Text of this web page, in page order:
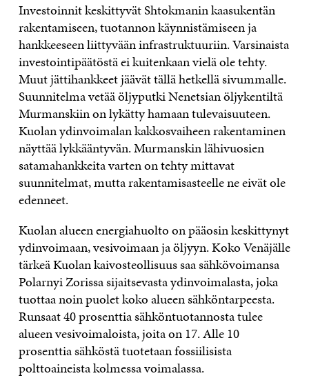
Investoinnit keskittyvät Shtokmanin kaasukentän
rakentamiseen, tuotannon käynnistämiseen ja
hankkeeseen liittyvään infrastruktuuriin. Varsinaista
investointipäätöstä ei kuitenkaan vielä ole tehty.
Muut jättihankkeet jäävät tällä hetkellä sivummalle.
Suunnitelma vetää öljyputki Nenetsian öljykentiltä
Murmanskiin on lykätty hamaan tulevaisuuteen.
Kuolan ydinvoimalan kakkosvaiheen rakentaminen
näyttää lykkääntyvän. Murmanskin lähivuosien
satamahankkeita varten on tehty mittavat
suunnitelmat, mutta rakentamisasteelle ne eivät ole
edenneet.
Kuolan alueen energiahuolto on pääosin keskittynyt
ydinvoimaan, vesivoimaan ja öljyyn. Koko Venäjälle
tärkeä Kuolan kaivosteollisuus saa sähkövoimansa
Polarnyi Zorissa sijaitsevasta ydinvoimalasta, joka
tuottaa noin puolet koko alueen sähköntarpeesta.
Runsaat 40 prosenttia sähköntuotannosta tulee
alueen vesivoimaloista, joita on 17. Alle 10
prosenttia sähköstä tuotetaan fossiilisista
polttoaineista kolmessa voimalassa.